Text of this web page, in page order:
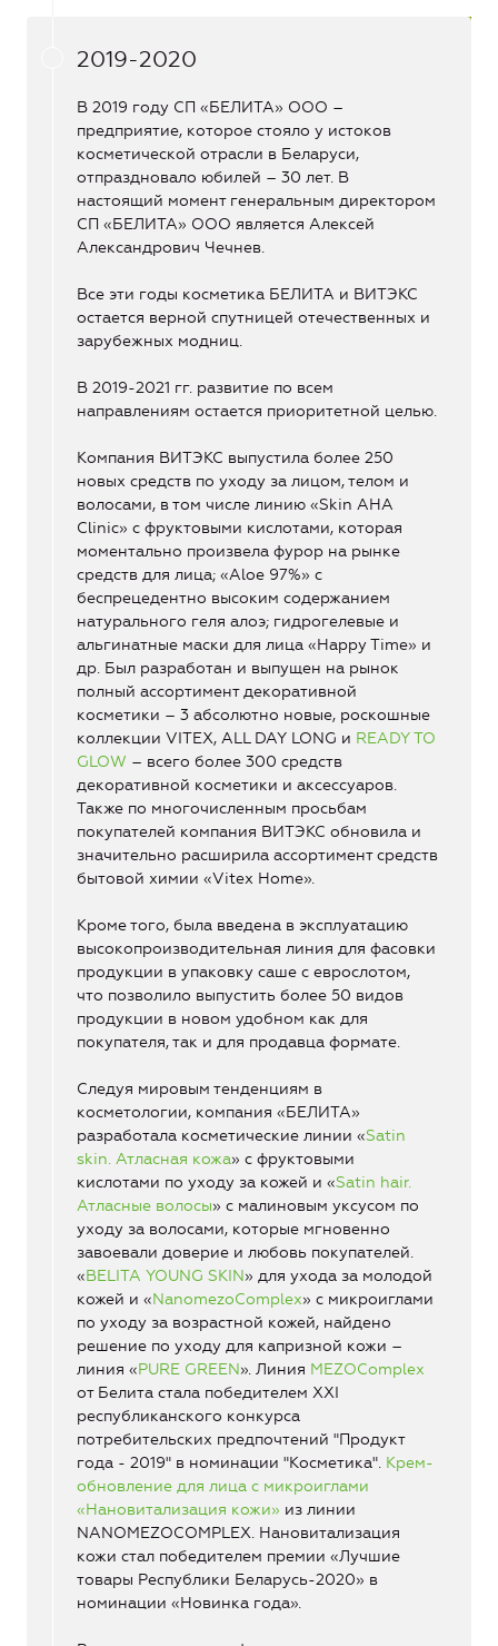
2019-2020
В 2019 году СП «БЕЛИТА» ООО –
предприятие, которое стояло у истоков
косметической отрасли в Беларуси,
отпраздновало юбилей – 30 лет. В
настоящий момент генеральным директором
СП «БЕЛИТА» ООО является Алексей
Александрович Чечнев.
Все эти годы косметика БЕЛИТА и ВИТЭКС
остается верной спутницей отечественных и
зарубежных модниц.
В 2019-2021 гг. развитие по всем
направлениям остается приоритетной целью.
Компания ВИТЭКС выпустила более 250
новых средств по уходу за лицом, телом и
волосами, в том числе линию «Skin AHA
Clinic» с фруктовыми кислотами, которая
моментально произвела фурор на рынке
средств для лица; «Aloe 97%» с
беспрецедентно высоким содержанием
натурального геля алоэ; гидрогелевые и
альгинатные маски для лица «Happy Time» и
др. Был разработан и выпущен на рынок
полный ассортимент декоративной
косметики – 3 абсолютно новые, роскошные
коллекции VITEX, ALL DAY LONG и READY TO
GLOW – всего более 300 средств
декоративной косметики и аксессуаров.
Также по многочисленным просьбам
покупателей компания ВИТЭКС обновила и
значительно расширила ассортимент средств
бытовой химии «Vitex Home».
Кроме того, была введена в эксплуатацию
высокопроизводительная линия для фасовки
продукции в упаковку саше с еврослотом,
что позволило выпустить более 50 видов
продукции в новом удобном как для
покупателя, так и для продавца формате.
Следуя мировым тенденциям в
косметологии, компания «БЕЛИТА»
разработала косметические линии «Satin
skin. Атласная кожа» с фруктовыми
кислотами по уходу за кожей и «Satin hair.
Атласные волосы» с малиновым уксусом по
уходу за волосами, которые мгновенно
завоевали доверие и любовь покупателей.
«BELITA YOUNG SKIN» для ухода за молодой
кожей и «NanomezoComplex» с микроиглами
по уходу за возрастной кожей, найдено
решение по уходу для капризной кожи –
линия «PURE GREEN». Линия MEZOComplex
от Белита стала победителем XXI
республиканского конкурса
потребительских предпочтений "Продукт
года - 2019" в номинации "Косметика". Крем-
обновление для лица с микроиглами
«Нановитализация кожи» из линии
NANOMEZOCOMPLEX. Нановитализация
кожи стал победителем премии «Лучшие
товары Республики Беларусь-2020» в
номинации «Новинка года».